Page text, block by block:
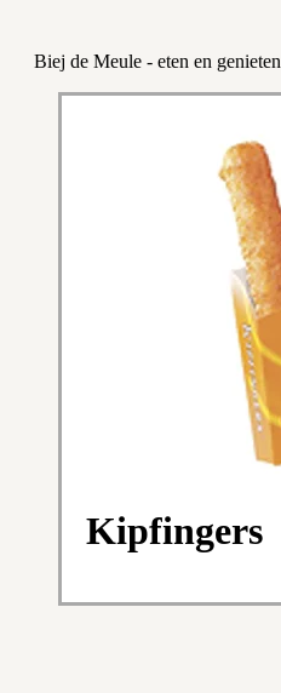
Biej de Meule - eten en genieten
Kipfingers